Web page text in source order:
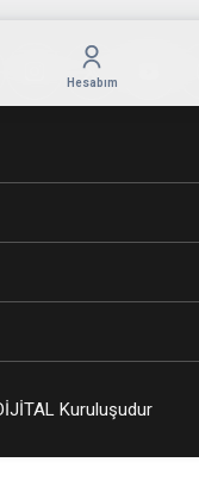
Hesabım
Kuruluşudur